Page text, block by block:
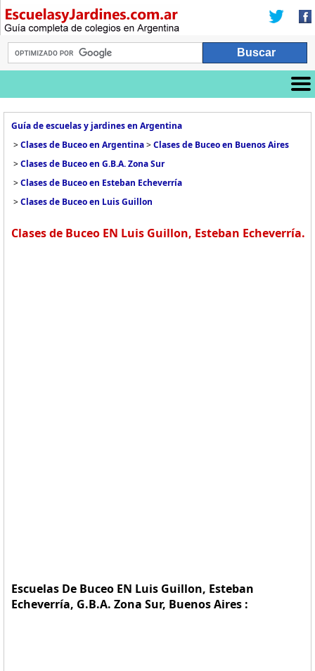
Guía de escuelas y jardines en Argentina
>Clases de Buceo en Argentina>Clases de Buceo en Buenos Aires
>Clases de Buceo en G.B.A. Zona Sur
>Clases de Buceo en Esteban Echeverría
>Clases de Buceo en Luis Guillon
Clases de Buceo EN Luis Guillon, Esteban Echeverría.
Escuelas De Buceo EN Luis Guillon, Esteban
Echeverría, G.B.A. Zona Sur, Buenos Aires :